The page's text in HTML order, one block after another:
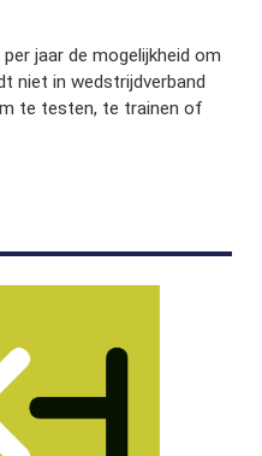
jaar de mogelijkheid om
niet in wedstrijdverband
te testen, te trainen of